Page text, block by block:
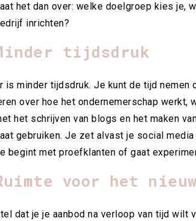
het dan over: welke doelgroep kies je,
inrichten?
tijdsdruk
is minder tijdsdruk. Je kunt de tijd
over hoe het ondernemerschap
het schrijven van blogs en het maken
gebruiken. Je zet alvast je social
begint met proefklanten of gaat
voor het
dat je je aanbod na verloop van tijd wilt